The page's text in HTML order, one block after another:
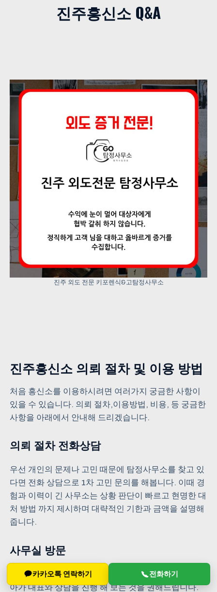
진주흥신소 Q&A
진주 외도 전문 키포렌식&고탐정사무소
진주흥신소 의뢰 절차 및 이용 방법
처음 흥신소를 이용하시려면 여러가지 궁금한 사항이
있을 수 있습니다. 의뢰 절차,이용방법, 비용, 등 궁금한
사항을 아래에서 안내해 드리겠습니다.
의뢰 절차 전화상담
우선 개인의 문제나 고민 때문에 탐정사무소를 찾고 있
다면 전화 상담으로 1차 고민 문의를 해봅니다. 이때 경
험과 이력이 긴 사무소는 상황 판단이 빠르고 현명한 대
처 방법 까지 제시하며 대략적인 기한과 금액을 설명해
줍니다.
사무실 방문
하지만 전화 상담보다 중요한 건 실제 탐정 사무실을 찾
아가 대표와 상담을 진행 해 보는 것을 권해드립니다.
카카오톡 연락하기 전화하기